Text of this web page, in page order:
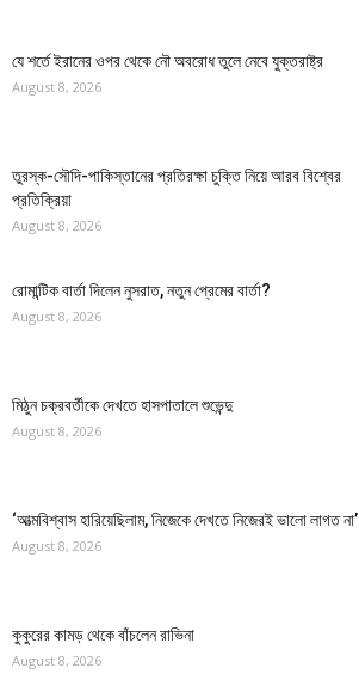
যে শর্তে ইরানের ওপর থেকে নৌ অবরোধ তুলে নেবে যুক্তরাষ্ট্র
August 8, 2026
তুরস্ক-সৌদি-পাকিস্তানের প্রতিরক্ষা চুক্তি নিয়ে আরব বিশ্বের
প্রতিক্রিয়া
August 8, 2026
রোমান্টিক বার্তা দিলেন নুসরাত, নতুন প্রেমের বার্তা?
August 8, 2026
মিঠুন চক্রবর্তীকে দেখতে হাসপাতালে শুভেন্দু
August 8, 2026
‘আত্মবিশ্বাস হারিয়েছিলাম, নিজেকে দেখতে নিজেরই ভালো লাগত না’
August 8, 2026
কুকুরের কামড় থেকে বাঁচলেন রাভিনা
August 8, 2026